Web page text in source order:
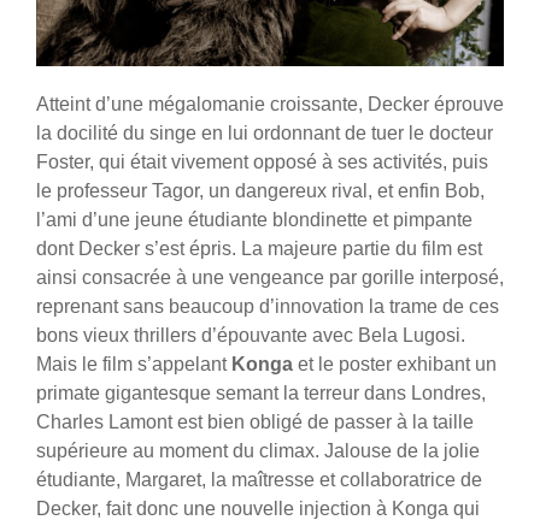
Atteint d’une mégalomanie croissante, Decker éprouve
la docilité du singe en lui ordonnant de tuer le docteur
Foster, qui était vivement opposé à ses activités, puis
le professeur Tagor, un dangereux rival, et enfin Bob,
l’ami d’une jeune étudiante blondinette et pimpante
dont Decker s’est épris. La majeure partie du film est
ainsi consacrée à une vengeance par gorille interposé,
reprenant sans beaucoup d’innovation la trame de ces
bons vieux thrillers d’épouvante avec Bela Lugosi.
Mais le film s’appelant Konga et le poster exhibant un
primate gigantesque semant la terreur dans Londres,
Charles Lamont est bien obligé de passer à la taille
supérieure au moment du climax. Jalouse de la jolie
étudiante, Margaret, la maîtresse et collaboratrice de
Decker, fait donc une nouvelle injection à Konga qui